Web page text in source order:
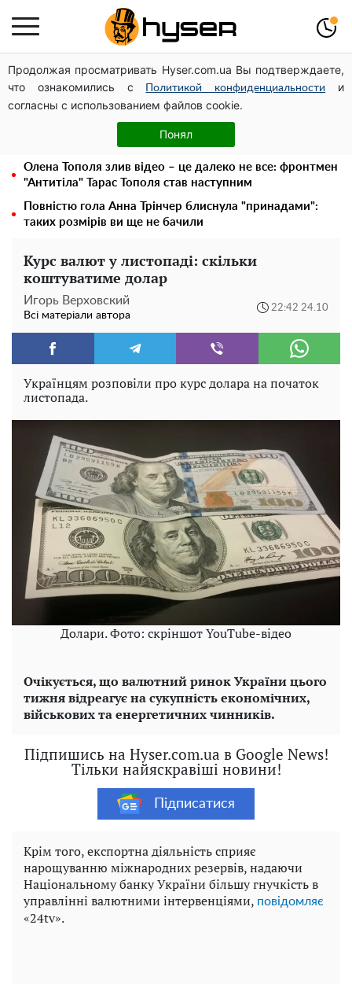
Продолжая просматривать Hyser.com.ua Вы подтверждаете,
что ознакомились с
Политикой конфиденциальности
и
согласны с использованием файлов cookie.
Понял
Чи може Поштова площа стати головною точкою
входу до історичного Києва
Дрони із націнкою: Олександр Конотопський вивів
мільйони оборонного бюджету через фіктивну фірму в
Олена Тополя злив відео – це далеко не все: фронтмен
"Антитіла" Тарас Тополя став наступним
Повністю гола Анна Трінчер блиснула "принадами":
таких розмірів ви ще не бачили
Курс валют у листопаді: скільки
коштуватиме долар
Игорь Верховский
Всі матеріали автора
22:42 24.10
Українцям розповіли про курс долара на початок
листопада.
Долари. Фото: скріншот YouTube-відео
Очікується, що валютний ринок України цього
тижня відреагує на сукупність економічних,
військових та енергетичних чинників.
Підпишись на Hyser.com.ua в Google News!
Тільки найяскравіші новини!
Підписатися
Крім того, експортна діяльність сприяє
нарощуванню міжнародних резервів, надаючи
Національному банку України більшу гнучкість в
управлінні валютними інтервенціями, повідомляє
«24tv».